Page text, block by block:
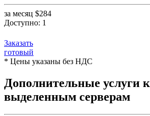
за месяц $284
Доступно: 1
Заказать
готовый
* Цены указаны без НДС
Дополнительные услуги к
выделенным серверам